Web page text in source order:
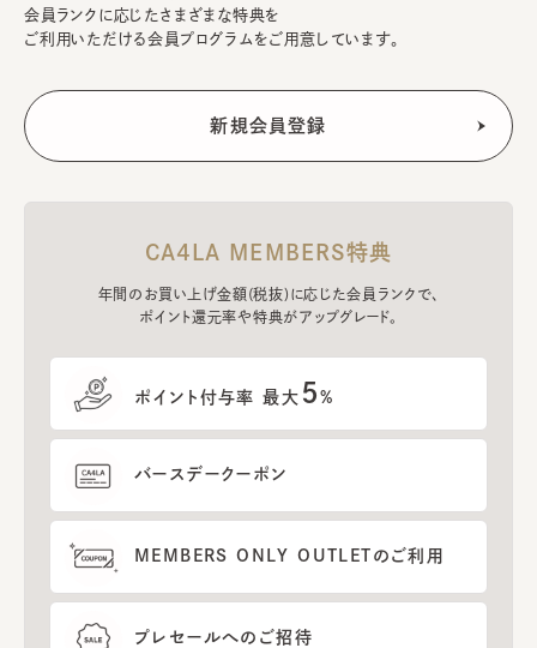
会員ランクに応じたさまざまな特典を
ご利用いただける会員プログラムをご用意しています。
CA4LA MEMBERS特典
年間のお買い上げ金額(税抜)に応じた会員ランクで、
ポイント還元率や特典がアップグレード。
ポイント付与率 最大 5%
バースデークーポン
MEMBERS ONLY OUTLETのご利用
プレセールへのご招待